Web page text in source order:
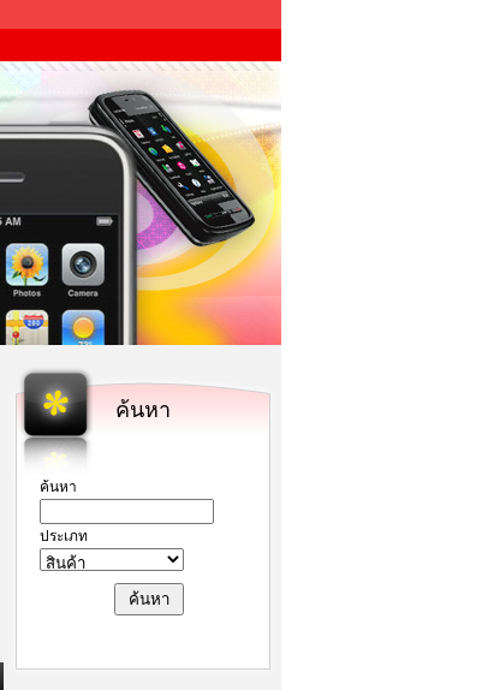
ค้นหา
ค้นหา
ประเภท